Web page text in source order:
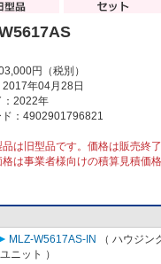
円（税別）
年04月28日
：2022年
：4902901796821
は旧型品です。価格は販売終
は事業者様向けの積算見積価
MLZ-W5617AS-IN
（ ハウジン
ユニット ）